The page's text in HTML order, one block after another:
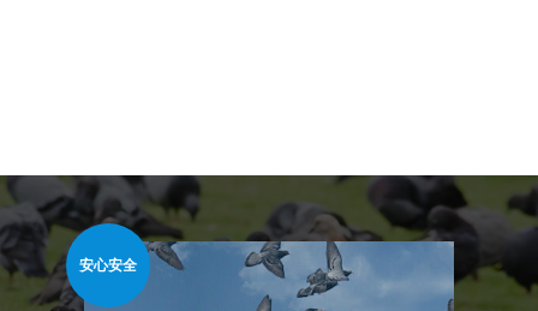
安心安全